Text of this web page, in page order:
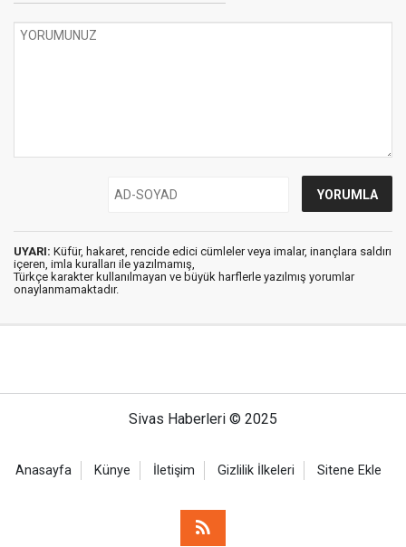
UYARI: Küfür, hakaret, rencide edici cümleler veya imalar, inançlara saldırı
içeren, imla kuralları ile yazılmamış,
Türkçe karakter kullanılmayan ve büyük harflerle yazılmış yorumlar
onaylanmamaktadır.
Sivas Haberleri © 2025
Anasayfa Künye İletişim Gizlilik İlkeleri Sitene Ekle